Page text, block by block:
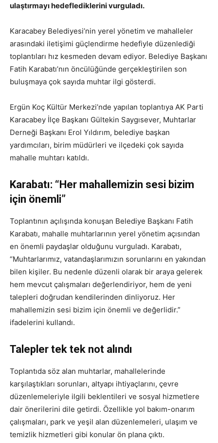
ulaştırmayı hedeflediklerini vurguladı.
Karacabey Belediyesi’nin yerel yönetim ve mahalleler
arasındaki iletişimi güçlendirme hedefiyle düzenlediği
toplantıları hız kesmeden devam ediyor. Belediye Başkanı
Fatih Karabatı’nın öncülüğünde gerçekleştirilen son
buluşmaya çok sayıda muhtar ilgi gösterdi.
Ergün Koç Kültür Merkezi’nde yapılan toplantıya AK Parti
Karacabey İlçe Başkanı Gültekin Saygısever, Muhtarlar
Derneği Başkanı Erol Yıldırım, belediye başkan
yardımcıları, birim müdürleri ve ilçedeki çok sayıda
mahalle muhtarı katıldı.
Karabatı: “Her mahallemizin sesi bizim
için önemli”
Toplantının açılışında konuşan Belediye Başkanı Fatih
Karabatı, mahalle muhtarlarının yerel yönetim açısından
en önemli paydaşlar olduğunu vurguladı. Karabatı,
“Muhtarlarımız, vatandaşlarımızın sorunlarını en yakından
bilen kişiler. Bu nedenle düzenli olarak bir araya gelerek
hem mevcut çalışmaları değerlendiriyor, hem de yeni
talepleri doğrudan kendilerinden dinliyoruz. Her
mahallemizin sesi bizim için önemli ve değerlidir.”
ifadelerini kullandı.
Talepler tek tek not alındı
Toplantıda söz alan muhtarlar, mahallelerinde
karşılaştıkları sorunları, altyapı ihtiyaçlarını, çevre
düzenlemeleriyle ilgili beklentileri ve sosyal hizmetlere
dair önerilerini dile getirdi. Özellikle yol bakım-onarım
çalışmaları, park ve yeşil alan düzenlemeleri, ulaşım ve
temizlik hizmetleri gibi konular ön plana çıktı.